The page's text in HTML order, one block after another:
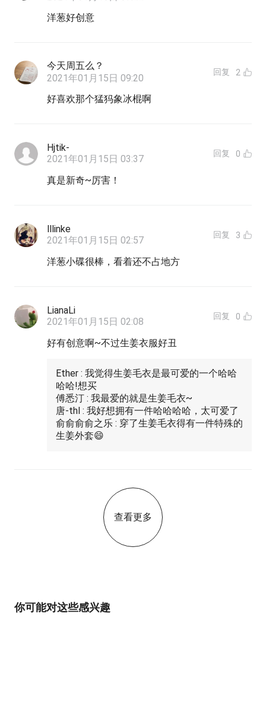
洋葱好创意
今天周五么？
2021年01月15日 09:20
回复 2
好喜欢那个猛犸象冰棍啊
Hjtik-
2021年01月15日 03:37
回复 0
真是新奇~厉害！
lllinke
2021年01月15日 02:57
回复 3
洋葱小碟很棒，看着还不占地方
LianaLi
2021年01月15日 02:08
回复 0
好有创意啊~不过生姜衣服好丑
Ether : 我觉得生姜毛衣是最可爱的一个哈哈
哈哈!想买
傅悉汀 : 我最爱的就是生姜毛衣~
唐-thl : 我好想拥有一件哈哈哈哈，太可爱了
俞俞俞俞之乐 : 穿了生姜毛衣得有一件特殊的
生姜外套😄
查看更多
你可能对这些感兴趣